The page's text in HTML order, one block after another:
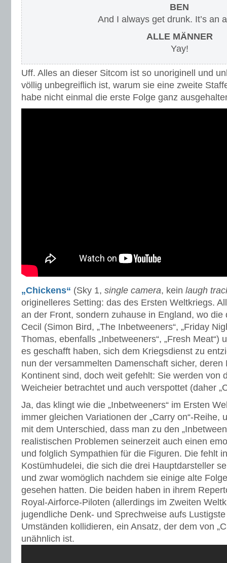
BEN
And I always get drunk. It’s an
ALLE MÄNNER
Yay!
Uff. Alles an dieser Sitcom ist so unoriginell und
völlig unbegreiflich ist, warum sie eine zweite
habe nicht einmal die erste Folge ganz
„Chickens“ (Sky 1, single camera, kein laugh
originelleres Setting: das des Ersten Weltkriegs.
an der Front, sondern zuhause in England, wo die
Cecil (Simon Bird, „The Inbetweeners“, „Friday
Thomas, ebenfalls „Inbetweeners“, „Fresh Meat“)
es geschafft haben, sich dem Kriegsdienst zu
nun der versammelten Damenschaft sicher,
Kontinent sind, doch weit gefehlt: Sie werden von
Weicheier betrachtet und auch verspottet (daher
Ja, das klingt wie die „Inbetweeners“ im Ersten
immer gleichen Variationen der „Carry on“-
mit dem Unterschied, dass man zu den
realistischen Problemen seinerzeit auch einen
und folglich Sympathien für die Figuren. Die fehlt
Kostümhudelei, die sich die drei Hauptdarsteller
und zwar womöglich nachdem sie einige alte
gesehen hatten. Die beiden haben in ihrem
Royal-Airforce-Piloten (allerdings im Zweiten
jugendliche Denk- und Sprechweise aufs
Umständen kollidieren, ein Ansatz, der dem von
unähnlich ist.